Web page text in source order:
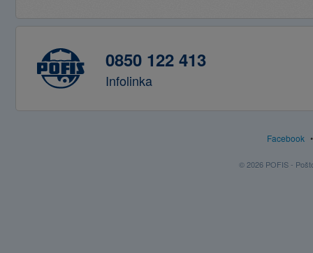
0850 122 413
Infolinka
Facebook
© 2026 POFIS -